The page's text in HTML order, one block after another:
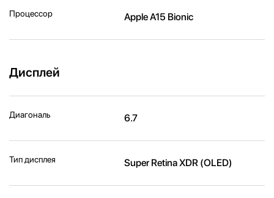
Процессор Apple A15 Bionic
Дисплей
Диагональ 6.7
Тип дисплея Super Retina XDR (OLED)